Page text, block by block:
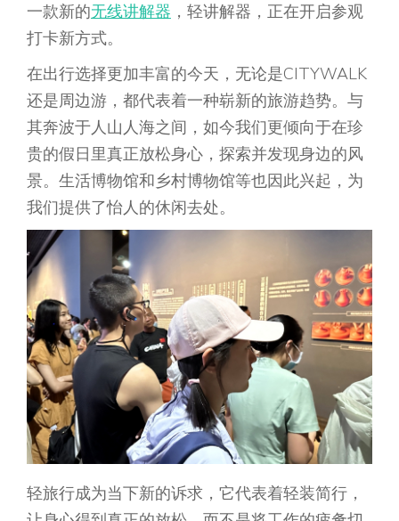
一款新的无线讲解器 ，轻讲解器，正在开启参观
打卡新方式。
在出行选择更加丰富的今天，无论是CITYWALK
还是周边游，都代表着一种崭新的旅游趋势。与
其奔波于人山人海之间，如今我们更倾向于在珍
贵的假日里真正放松身心，探索并发现身边的风
景。生活博物馆和乡村博物馆等也因此兴起，为
我们提供了怡人的休闲去处。
轻旅行成为当下新的诉求，它代表着轻装简行，